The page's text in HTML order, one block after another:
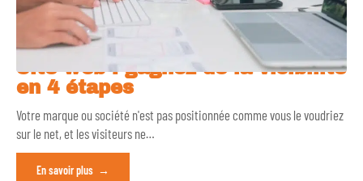
Site web : gagnez de la visibilité
en 4 étapes
Votre marque ou société n'est pas positionnée comme vous le voudriez
sur le net, et les visiteurs ne…
En savoir plus